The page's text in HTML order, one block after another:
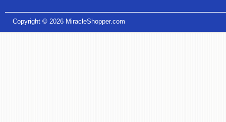
Copyright © 2026 MiracleShopper.com